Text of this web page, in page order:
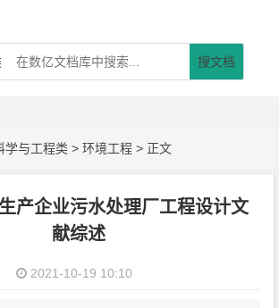
搜文档
学与工程类 >环境工程 > 正文
产企业污水处理厂工程设计文
献综述
2021-10-19 10:10